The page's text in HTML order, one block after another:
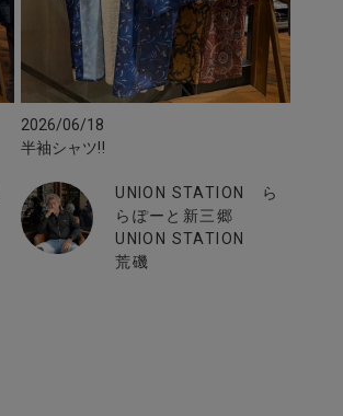
2026/06/18
半袖シャツ‼︎
UNION STATION ら
らぽーと新三郷
UNION STATION
荒磯